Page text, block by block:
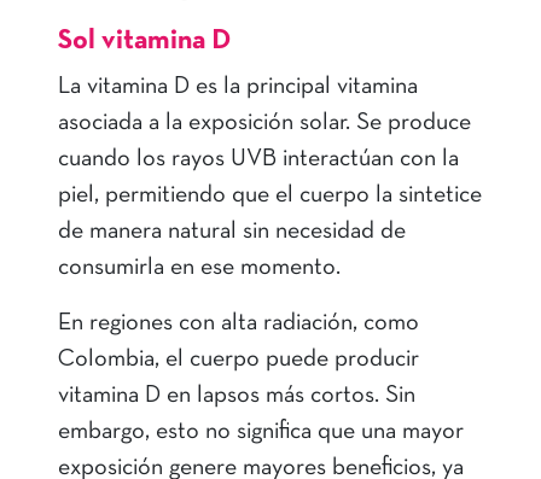
Sol vitamina D
La vitamina D es la principal vitamina
asociada a la exposición solar. Se produce
cuando los rayos UVB interactúan con la
piel, permitiendo que el cuerpo la sintetice
de manera natural sin necesidad de
consumirla en ese momento.
En regiones con alta radiación, como
Colombia, el cuerpo puede producir
vitamina D en lapsos más cortos. Sin
embargo, esto no significa que una mayor
exposición genere mayores beneficios, ya